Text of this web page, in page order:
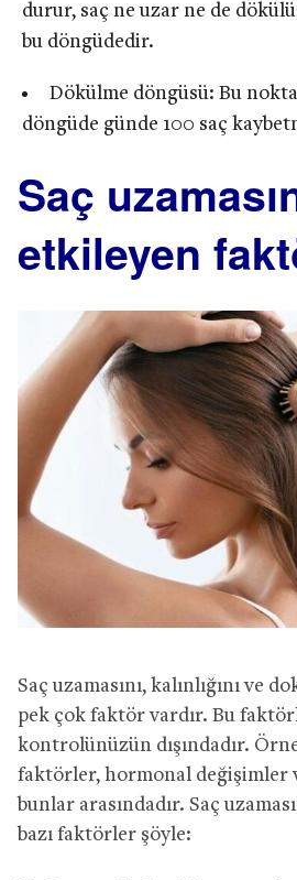
durur, saç ne uzar ne de
bu döngüdedir.
Dökülme döngüsü: Bu
döngüde günde 100 saç
Saç
etkileyen
Saç uzamasını, kalınlığını ve
pek çok faktör vardır. Bu
kontrolünüzün dışındadır.
faktörler, hormonal değişimler
bunlar arasındadır. Saç
bazı faktörler şöyle: